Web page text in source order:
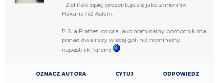
- Zieliński lepiej prezentuje się jako zmiennik
Hakana niż Aslani.
P.S. a Frattesi co gra jako nominalny pomocnik ma
ponad dwa razy wiecej goli niż nominalny
napastnik Taremi
OZNACZ AUTORA CYTUJ ODPOWIEDZ